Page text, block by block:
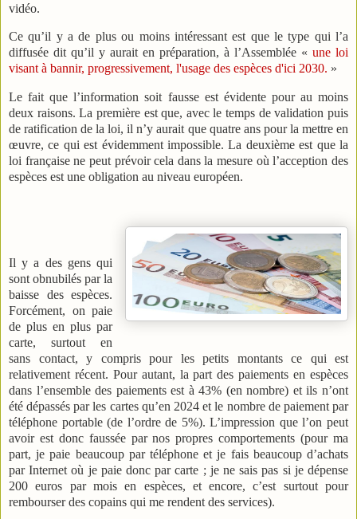
vidéo.
Ce qu’il y a de plus ou moins intéressant est que le type qui l’a
diffusée dit qu’il y aurait en préparation, à l’Assemblée « une loi
visant à bannir, progressivement, l'usage des espèces d'ici 2030. »
Le fait que l’information soit fausse est évidente pour au moins
deux raisons. La première est que, avec le temps de validation puis
de ratification de la loi, il n’y aurait que quatre ans pour la mettre en
œuvre, ce qui est évidemment impossible. La deuxième est que la
loi française ne peut prévoir cela dans la mesure où l’acception des
espèces est une obligation au niveau européen.
Il y a des gens qui
sont obnubilés par la
baisse des espèces.
Forcément, on paie
de plus en plus par
carte, surtout en
sans contact, y compris pour les petits montants ce qui est
relativement récent. Pour autant, la part des paiements en espèces
dans l’ensemble des paiements est à 43% (en nombre) et ils n’ont
été dépassés par les cartes qu’en 2024 et le nombre de paiement par
téléphone portable (de l’ordre de 5%). L’impression que l’on peut
avoir est donc faussée par nos propres comportements (pour ma
part, je paie beaucoup par téléphone et je fais beaucoup d’achats
par Internet où je paie donc par carte ; je ne sais pas si je dépense
200 euros par mois en espèces, et encore, c’est surtout pour
rembourser des copains qui me rendent des services).